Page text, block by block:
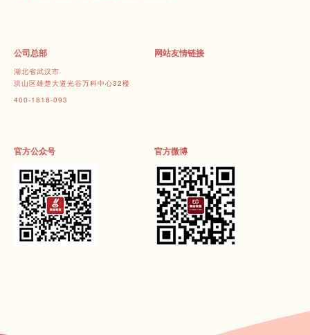
公司总部
湖北省武汉市
洪山区雄楚大道光谷万科中心32楼
400-1818-093
网站友情链接
官方公众号 官方微博